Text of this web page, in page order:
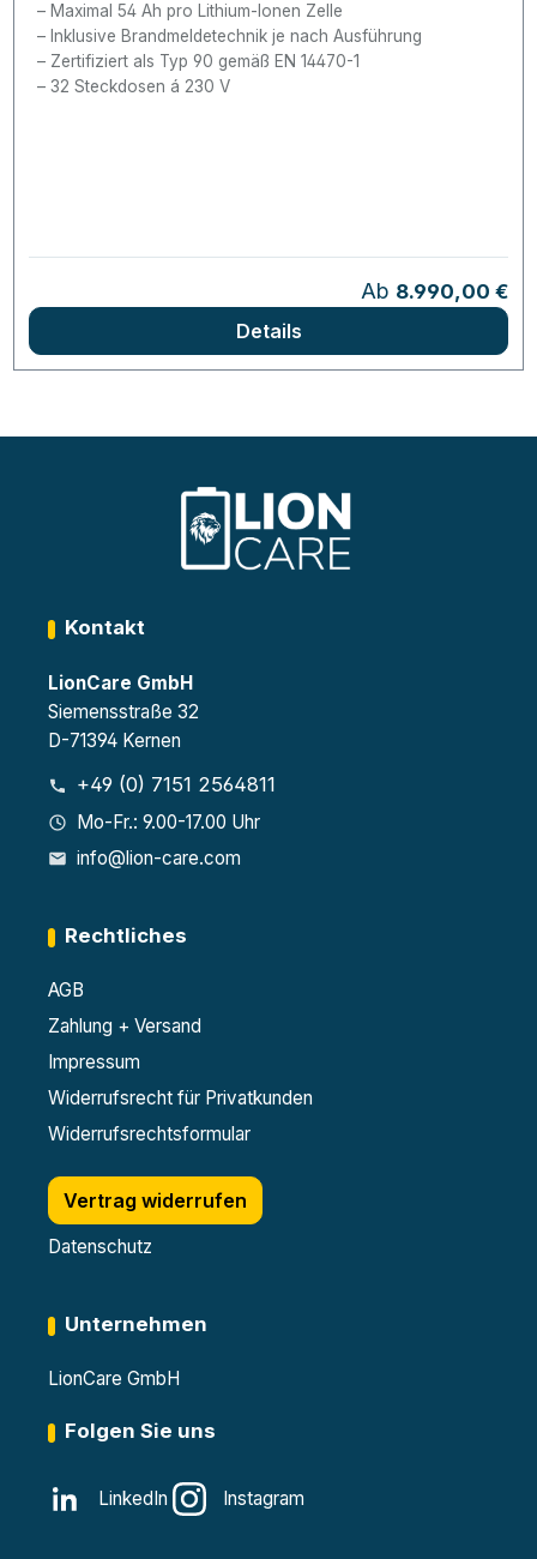
Maximal 54 Ah pro Lithium-Ionen Zelle
Inklusive Brandmeldetechnik je nach Ausführung
Zertifiziert als Typ 90 gemäß EN 14470-1
32 Steckdosen á 230 V
Regulärer Preis:
Ab 8.990,00 €
Details
Kontakt
LionCare GmbH
Siemensstraße 32
D-71394 Kernen
+49 (0) 7151 2564811
Mo-Fr.: 9.00-17.00 Uhr
info@lion-care.com
Rechtliches
AGB
Zahlung + Versand
Impressum
Widerrufsrecht für Privatkunden
Widerrufsrechtsformular
Vertrag widerrufen
Datenschutz
Unternehmen
LionCare GmbH
Folgen Sie uns
LinkedIn Instagram